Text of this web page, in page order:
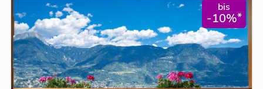
bis
-10%*